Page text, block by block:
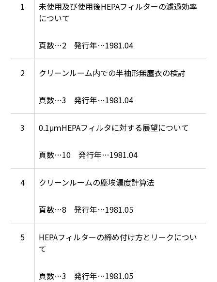
1
未使用及び使用後HEPAフィルターの濾過効率
について
2 1981.04
2 クリーンルーム内での半袖形無塵衣の検討
3 1981.04
3 0.1μｍHEPAフィルタに対する展望について
10 1981.04
4 クリーンルームの塵埃濃度計算法
8 1981.05
5
HEPAフィルターの締め付け方とリークについ
て
3 1981.05